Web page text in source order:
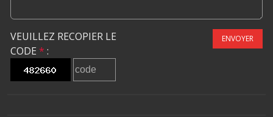
VEUILLEZ RECOPIER LE
CODE * :
ENVOYER